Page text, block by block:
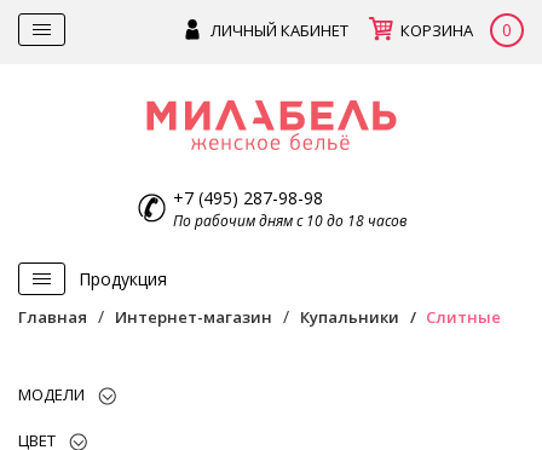
ЛИЧНЫЙ КАБИНЕТ КОРЗИНА 0
+7 (495) 287-98-98
По рабочим дням с 10 до 18 часов
Продукция
Главная Интернет-магазин Купальники Слитные
МОДЕЛИ
ЦВЕТ